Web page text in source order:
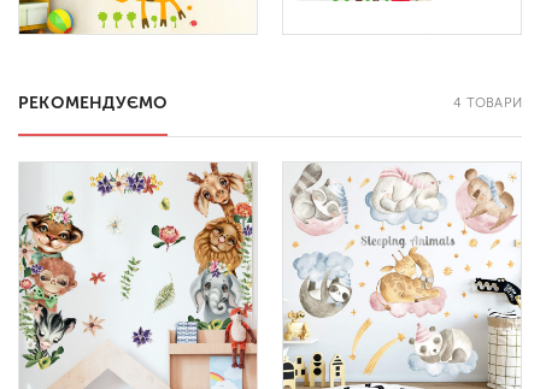
РЕКОМЕНДУЄМО 4 ТОВАРИ